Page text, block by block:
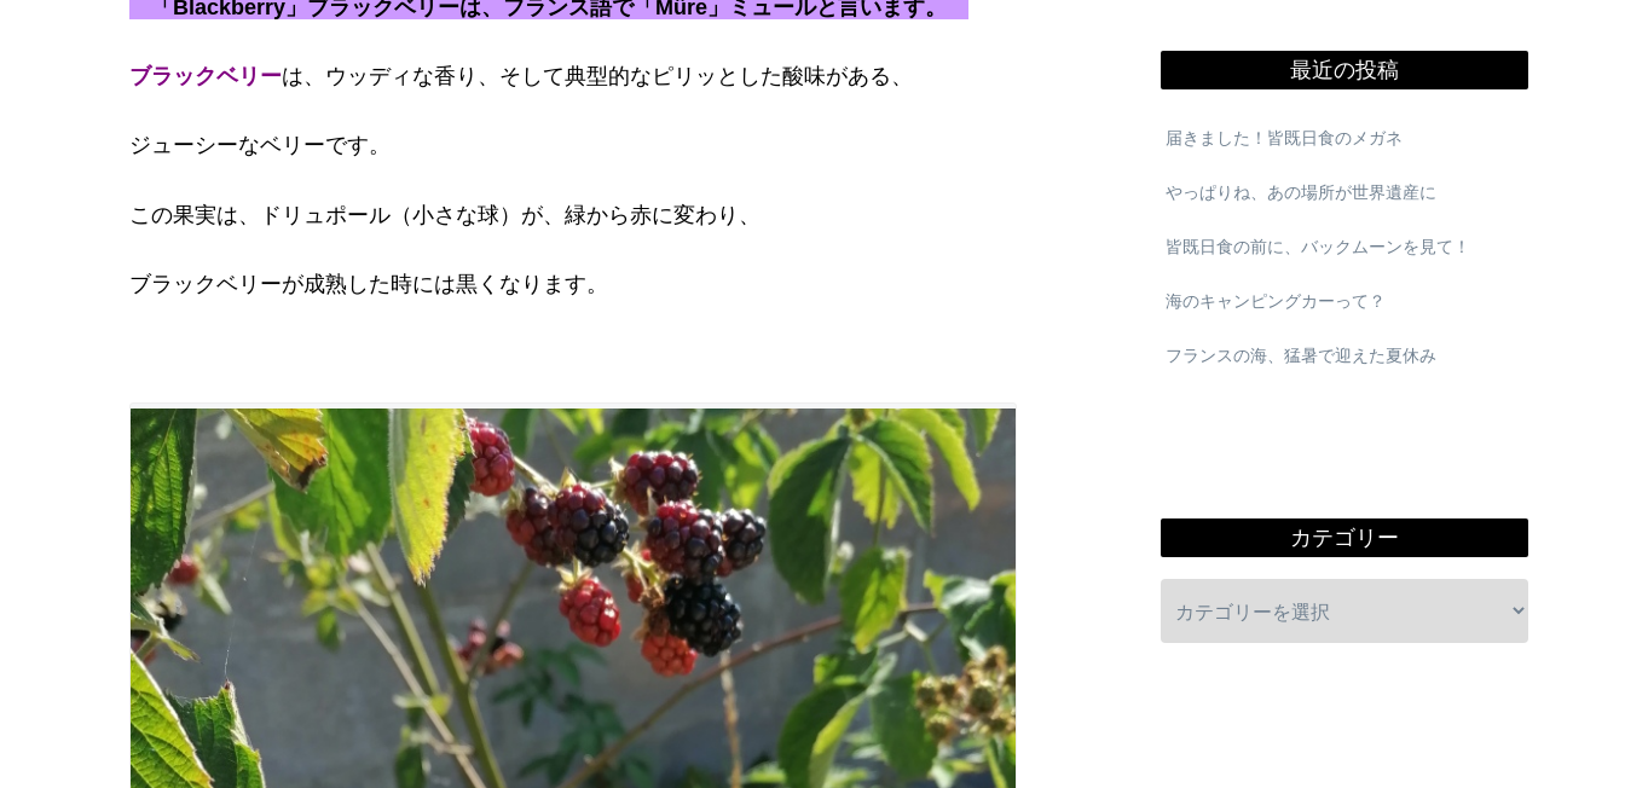
「Blackberry」ブラックベリーは、フランス語で「Mûre」ミュールと言います。
ブラックベリーは、ウッディな香り、そして典型的なピリッとした酸味がある、
ジューシーなベリーです。
この果実は、ドリュポール（小さな球）が、緑から赤に変わり、
ブラックベリーが成熟した時には黒くなります。
最近の投稿
届きました！皆既日食のメガネ
やっぱりね、あの場所が世界遺産に
皆既日食の前に、バックムーンを見て！
海のキャンピングカーって？
フランスの海、猛暑で迎えた夏休み
カテゴリー